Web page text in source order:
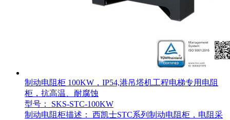
制动电阻柜 100KW，IP54,港吊塔机工程电梯专用电阻
柜，抗高温、耐腐蚀
型号： SKS-STC-100KW
制动电阻柜描述： 西凯士STC系列制动电阻柜，电阻采